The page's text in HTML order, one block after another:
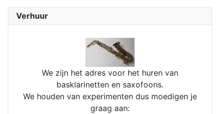
Verhuur
We zijn het adres voor het huren van
basklarinetten en saxofoons.
We houden van experimenten dus moedigen je
graag aan: